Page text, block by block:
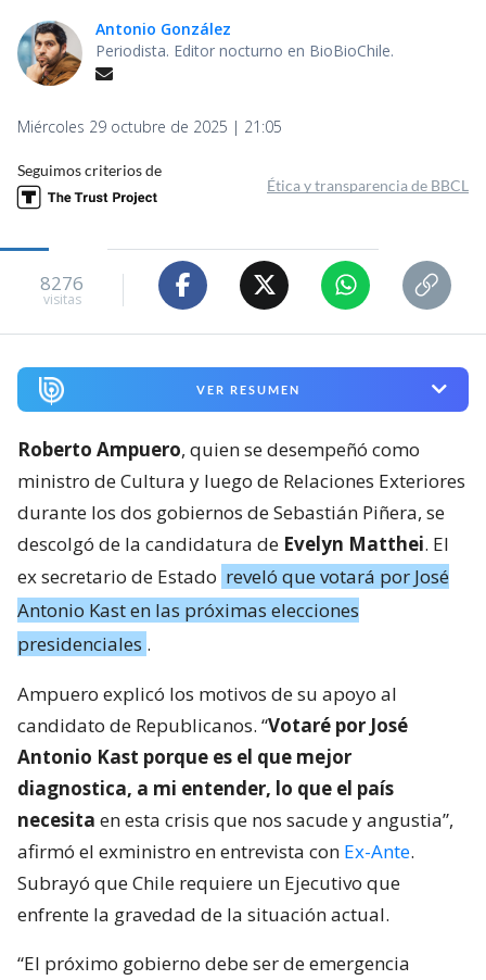
Antonio González
Periodista. Editor nocturno en BioBioChile.
Miércoles 29 octubre de 2025 | 21:05
Seguimos criterios de
Ética y transparencia de BBCL
8276
visitas
VER RESUMEN
Roberto Ampuero, quien se desempeñó como
ministro de Cultura y luego de Relaciones Exteriores
durante los dos gobiernos de Sebastián Piñera, se
descolgó de la candidatura de Evelyn Matthei. El
ex secretario de Estado reveló que votará por José
Antonio Kast en las próximas elecciones
presidenciales .
Ampuero explicó los motivos de su apoyo al
candidato de Republicanos. “Votaré por José
Antonio Kast porque es el que mejor
diagnostica, a mi entender, lo que el país
necesita en esta crisis que nos sacude y angustia”,
afirmó el exministro en entrevista con Ex-Ante.
Subrayó que Chile requiere un Ejecutivo que
enfrente la gravedad de la situación actual.
“El próximo gobierno debe ser de emergencia